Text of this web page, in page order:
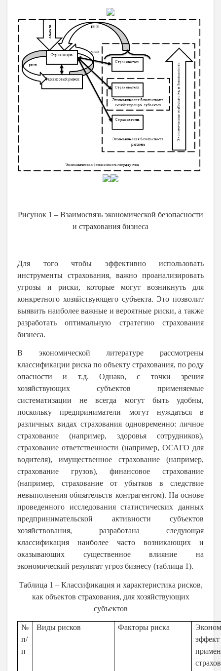
Рисунок 1 – Взаимосвязь экономической безопасности
и страхования бизнеса
Для того чтобы эффективно использовать
инструменты страхования, важно проанализировать
угрозы и риски, которые могут возникнуть для
конкретного хозяйствующего субъекта. Это позволит
выявить наиболее важные и вероятные риски, а также
разработать оптимальную стратегию страхования
бизнеса.
В экономической литературе рассмотрены
классификации риска по объекту страхования, по роду
опасности и т.д. Однако, с точки зрения
хозяйствующих субъектов применяемые
систематизации не всегда могут быть удобны,
поскольку предприниматели могут нуждаться в
различных видах страхования одновременно: личное
страхование (например, здоровья сотрудников),
страхование ответственности (например, ОСАГО для
водителя), имущественное страхование (например,
страхование грузов), финансовое страхование
(например, страхование от убытков в следствие
невыполнения обязательств контрагентом). На основе
проведенного исследования статистических данных
предпринимательской активности субъектов
хозяйствования, разработана следующая
классификация наиболее часто возникающих и
оказывающих существенное влияние на
экономический результат угроз бизнесу (таблица 1).
Таблица 1 – Классификация и характеристика рисков,
как объектов страхования, для хозяйствующих
субъектов
№
п/
п
Виды рисков Факторы риска
эффект